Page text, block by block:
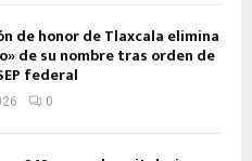
de honor de Tlaxcala elimina
de su nombre tras orden de
federal
0